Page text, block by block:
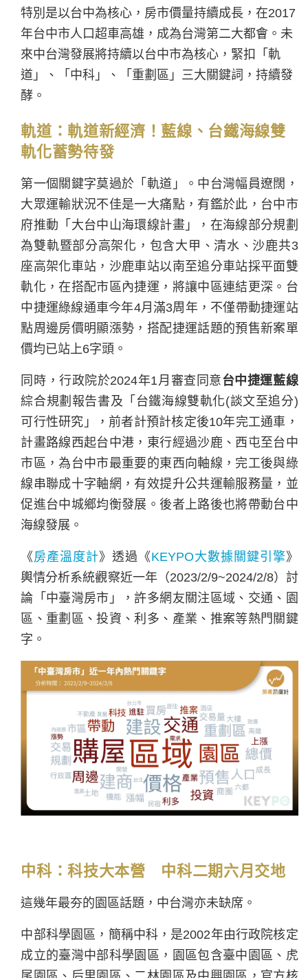
特別是以台中為核心，房市價量持續成長，在2017
年台中市人口超車高雄，成為台灣第二大都會。未
來中台灣發展將持續以台中市為核心，緊扣「軌
道」、「中科」、「重劃區」三大關鍵詞，持續發
酵。
軌道：軌道新經濟！藍線、台鐵海線雙
軌化蓄勢待發
第一個關鍵字莫過於「軌道」。中台灣幅員遼闊，
大眾運輸狀況不佳是一大痛點，有鑑於此，台中市
府推動「大台中山海環線計畫」，在海線部分規劃
為雙軌暨部分高架化，包含大甲、清水、沙鹿共3
座高架化車站，沙鹿車站以南至追分車站採平面雙
軌化，在搭配市區內捷運，將讓中區連結更深。台
中捷運綠線通車今年4月滿3周年，不僅帶動捷運站
點周邊房價明顯漲勢，搭配捷運話題的預售新案單
價均已站上6字頭。
同時，行政院於2024年1月審查同意台中捷運藍線
綜合規劃報告書及「台鐵海線雙軌化(談文至追分)
可行性研究」，前者計預計核定後10年完工通車，
計畫路線西起台中港，東行經過沙鹿、西屯至台中
市區，為台中市最重要的東西向軸線，完工後與綠
線串聯成十字軸網，有效提升公共運輸服務量，並
促進台中城鄉均衡發展。後者上路後也將帶動台中
海線發展。
《房產溫度計》透過《KEYPO大數據關鍵引擎》
輿情分析系統觀察近一年（2023/2/9~2024/2/8）討
論「中臺灣房市」，許多網友關注區域、交通、園
區、重劃區、投資、利多、產業、推案等熱門關鍵
字。
中科：科技大本營 中科二期六月交地
這幾年最夯的園區話題，中台灣亦未缺席。
中部科學園區，簡稱中科，是2002年由行政院核定
成立的臺灣中部科學園區，園區包含臺中園區、虎